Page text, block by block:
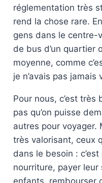
réglementation très
rend la chose rare.
gens dans le centre-
de bus d’un quartier
moyenne, comme
je n’avais pas
Pour nous, c’est très
pas qu’on puisse
autres pour voyager.
très valorisant, ceux
dans le besoin :
nourriture, payer